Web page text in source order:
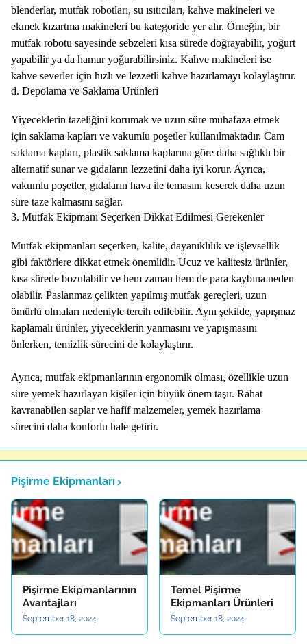
blenderlar, mutfak robotları, su ısıtıcıları, kahve makineleri ve
ekmek kızartma makineleri bu kategoride yer alır. Örneğin, bir
mutfak robotu sayesinde sebzeleri kısa sürede doğrayabilir, yoğurt
yapabilir ya da hamur yoğurabilirsiniz. Kahve makineleri ise
kahve severler için hızlı ve lezzetli kahve hazırlamayı kolaylaştırır.
d. Depolama ve Saklama Ürünleri
Yiyeceklerin tazeliğini korumak ve uzun süre muhafaza etmek
için saklama kapları ve vakumlu poşetler kullanılmaktadır. Cam
saklama kapları, plastik saklama kaplarına göre daha sağlıklı bir
alternatif sunar ve gıdaların lezzetini daha iyi korur. Ayrıca,
vakumlu poşetler, gıdaların hava ile temasını keserek daha uzun
süre taze kalmasını sağlar.
3. Mutfak Ekipmanı Seçerken Dikkat Edilmesi Gerekenler
Mutfak ekipmanları seçerken, kalite, dayanıklılık ve işlevsellik
gibi faktörlere dikkat etmek önemlidir. Ucuz ve kalitesiz ürünler,
kısa sürede bozulabilir ve hem zaman hem de para kaybına neden
olabilir. Paslanmaz çelikten yapılmış mutfak gereçleri, uzun
ömürlü olmaları nedeniyle tercih edilebilir. Aynı şekilde, yapışmaz
kaplamalı ürünler, yiyeceklerin yanmasını ve yapışmasını
önlerken, temizlik sürecini de kolaylaştırır.
Ayrıca, mutfak ekipmanlarının ergonomik olması, özellikle uzun
süre yemek hazırlayan kişiler için büyük önem taşır. Rahat
kavranabilen saplar ve hafif malzemeler, yemek hazırlama
sürecini daha konforlu hale getirir.
Pişirme Ekipmanları
Pişirme Ekipmanlarının
Avantajları
September 18, 2024
Temel Pişirme
Ekipmanları Ürünleri
September 18, 2024